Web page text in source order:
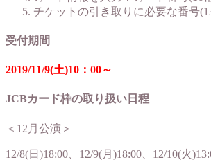
チケットの引き取りに必要な番号
受付期間
2019/11/9(土)10：00～
JCBカード枠の取り扱い日程
＜12月公演＞
12/8(日)18:00、12/9(月)18:00、12/10(火